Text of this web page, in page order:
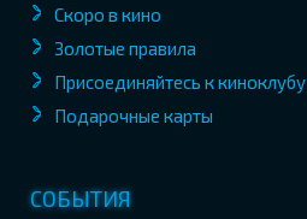
Скоро в кино
Золотые правила
Присоединяйтесь к киноклубу
Подарочные карты
СОБЫТИЯ